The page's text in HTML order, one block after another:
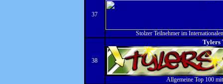
37
Stolzer Teilnehmer im
38
Tylers
Allgemeine Top 100